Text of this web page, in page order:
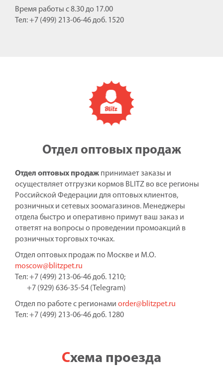
Время работы с 8.30 до 17.00
Тел: +7 (499) 213-06-46 доб. 1520
Отдел оптовых продаж
Отдел оптовых продаж принимает заказы и
осуществляет отгрузки кормов BLITZ во все регионы
Российской Федерации для оптовых клиентов,
розничных и сетевых зоомагазинов. Менеджеры
отдела быстро и оперативно примут ваш заказ и
ответят на вопросы о проведении промоакций в
розничных торговых точках.
Отдел оптовых продаж по Москве и М.О.
moscow@blitzpet.ru
Тел: +7 (499) 213-06-46 доб. 1210;
+7 (929) 636-35-54 (Telegram)
Отдел по работе с регионами order@blitzpet.ru
Тел: +7 (499) 213-06-46 доб. 1280
Схема проезда